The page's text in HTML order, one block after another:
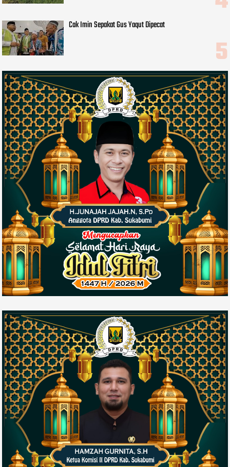
Cak Imin Sepakat Gus Yaqut Dipecat